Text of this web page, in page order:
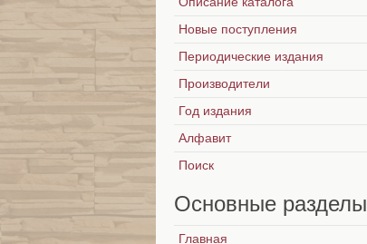
Новые поступления
Периодические издания
Производители
Год издания
Алфавит
Поиск
Основные разделы
Главная